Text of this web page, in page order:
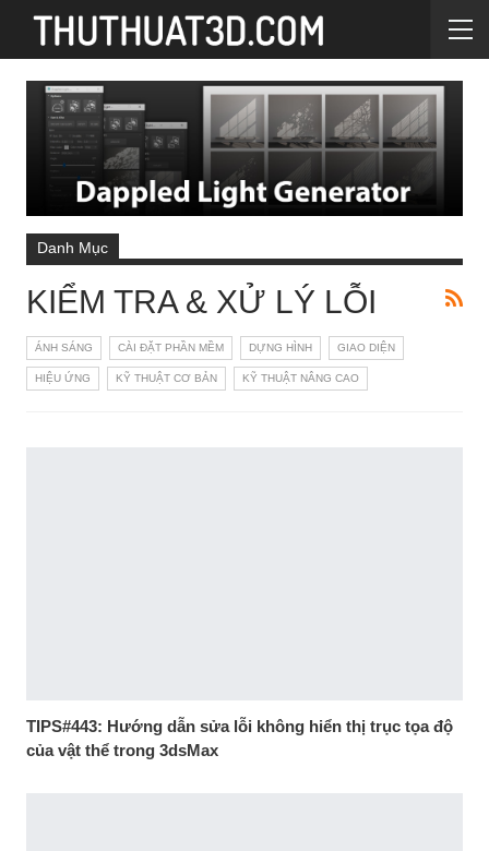
Danh Mục
KIỂM TRA & XỬ LÝ LỖI
ÁNH SÁNG CÀI ĐẶT PHẦN MỀM DỰNG HÌNH GIAO DIỆN
HIỆU ỨNG KỸ THUẬT CƠ BẢN KỸ THUẬT NÂNG CAO
TIPS#443: Hướng dẫn sửa lỗi không hiển thị trục tọa độ
của vật thể trong 3dsMax